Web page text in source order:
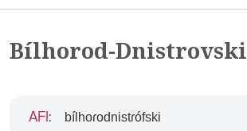
Bílhorod-Dnistrovski
AFI : bílhoɾodnistɾófski